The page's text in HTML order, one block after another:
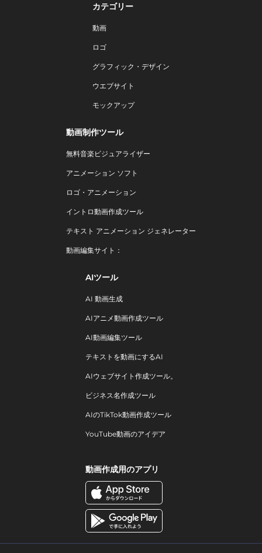
カテゴリー
動画
ロゴ
グラフィック・デザイン
ウエブサイト
モックアップ
動画制作ツール
無料音楽ビジュアライザー
アニメーション ソフト
ロゴ・アニメーション
イントロ動画作成ツール
テキスト アニメーション ジェネレーター
動画編集サイト：
AIツール
AI 動画生成
AIアニメ動画作成ツール
AI動画編集ツール
テキストを動画にするAI
AIウェブサイト作成ツール。
ビジネス名作成ツール
AIのTikTok動画作成ツール
YouTube動画のアイデア
動画作成用のアプリ